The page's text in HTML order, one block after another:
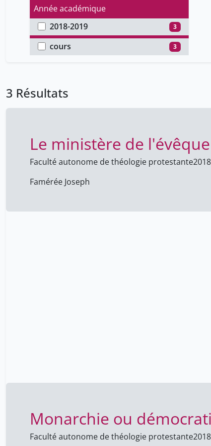
Année académique
2018-2019
3
Type de document
cours
3
3 Résultats
Le ministère de
Faculté autonome de théologie protestante
Famérée Joseph
Monarchie ou
Faculté autonome de théologie protestante